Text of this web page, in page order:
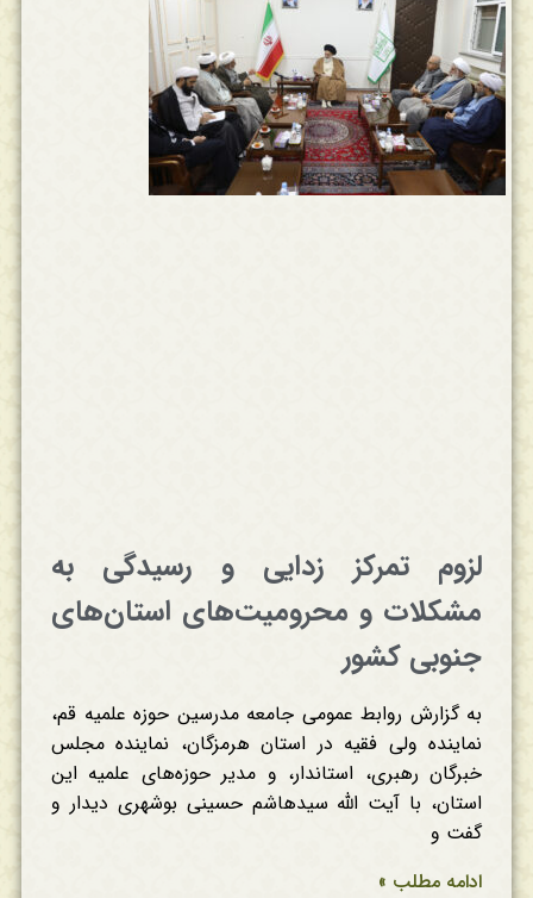
لزوم تمرکز زدایی و رسیدگی به
مشکلات و محرومیت‌های استان‌های
جنوبی کشور
به گزارش روابط عمومی جامعه مدرسین حوزه علمیه قم،
نماینده ولی فقیه در استان هرمزگان، نماینده مجلس
خبرگان رهبری، استاندار، و مدیر حوزه‌های علمیه این
استان، با آیت الله سیدهاشم حسینی بوشهری دیدار و
گفت و
ادامه مطلب »